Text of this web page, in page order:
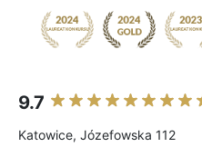
9.7
Katowice, Józefowska 112